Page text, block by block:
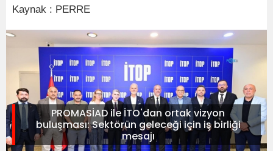
Kaynak : PERRE
PROMASİAD ile İTO'dan ortak vizyon
buluşması: Sektörün geleceği için iş birliği
mesajı